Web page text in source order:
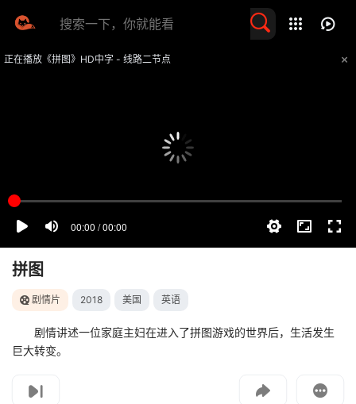
正在播放《拼图》HD中字 - 线路二节点
拼图
剧情片 2018 美国 英语
剧情讲述一位家庭主妇在进入了拼图游戏的世界后，生活发生
巨大转变。
如遇无法播放请提交给我们